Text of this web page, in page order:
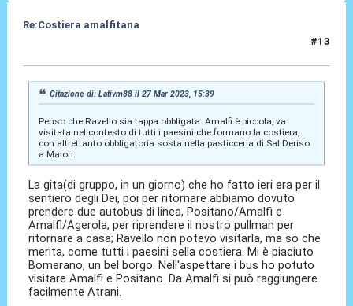
Re:Costiera amalfitana
#13
Citazione di: Lativm88 il 27 Mar 2023, 15:39
Penso che Ravello sia tappa obbligata. Amalfi è piccola, va
visitata nel contesto di tutti i paesini che formano la costiera,
con altrettanto obbligatoria sosta nella pasticceria di Sal Deriso
a Maiori.
La gita(di gruppo, in un giorno) che ho fatto ieri era per il
sentiero degli Dei, poi per ritornare abbiamo dovuto
prendere due autobus di linea, Positano/Amalfi e
Amalfi/Agerola, per riprendere il nostro pullman per
ritornare a casa; Ravello non potevo visitarla, ma so che
merita, come tutti i paesini sella costiera. Mi è piaciuto
Bomerano, un bel borgo. Nell'aspettare i bus ho potuto
visitare Amalfi e Positano. Da Amalfi si può raggiungere
facilmente Atrani.